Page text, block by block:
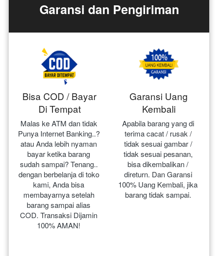
Garansi dan Pengiriman
Bisa COD / Bayar
Di Tempat
Malas ke ATM dan tidak
Punya Internet Banking..?
atau Anda lebih nyaman
bayar ketika barang
sudah sampai? Tenang..
dengan berbelanja di toko
kami, Anda bisa
membayarnya setelah
barang sampai alias
COD. Transaksi Dijamin
100% AMAN!
Garansi Uang
Kembali
Apabila barang yang di
terima cacat / rusak /
tidak sesuai gambar /
tidak sesuai pesanan,
bisa dikembalikan /
direturn. Dan Garansi
100% Uang Kembali, jika
barang tidak sampai.